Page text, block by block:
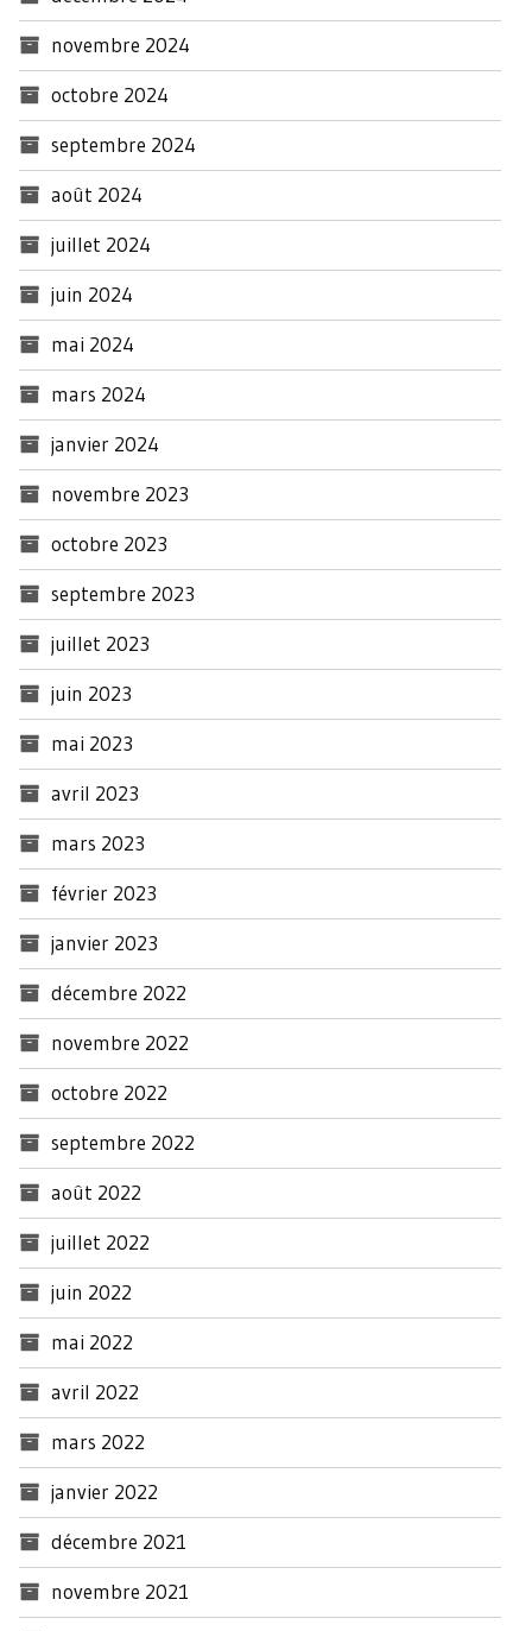
novembre 2024
octobre 2024
septembre 2024
août 2024
juillet 2024
juin 2024
mai 2024
mars 2024
janvier 2024
novembre 2023
octobre 2023
septembre 2023
juillet 2023
juin 2023
mai 2023
avril 2023
mars 2023
février 2023
janvier 2023
décembre 2022
novembre 2022
octobre 2022
septembre 2022
août 2022
juillet 2022
juin 2022
mai 2022
avril 2022
mars 2022
janvier 2022
décembre 2021
novembre 2021